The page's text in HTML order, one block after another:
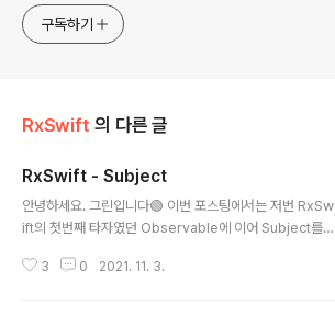
구독하기
RxSwift 의 다른 글
RxSwift - Subject
안녕하세요. 그린입니다🟢 이번 포스팅에서는 저번 RxSw
ift의 첫번째 타자였던 Observable에 이어 Subject를
학습하면서 이벤트를 만들고 구독 및 dispose하는 방법
3 0 2021. 11. 3.